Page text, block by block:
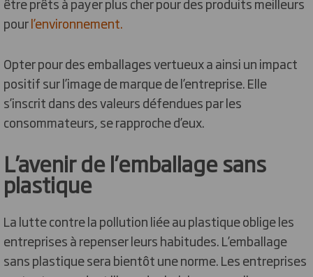
pourl’environnement.
Opter pour des emballages vertueux a ainsi un impact
positif sur l’image de marque de l’entreprise. Elle
s’inscrit dans des valeurs défendues par les
consommateurs, se rapproche d’eux.
L’avenir de l’emballage sans
plastique
La lutte contre la pollution liée au plastique oblige les
entreprises à repenser leurs habitudes. L’emballage
sans plastique sera bientôt une norme. Les entreprises